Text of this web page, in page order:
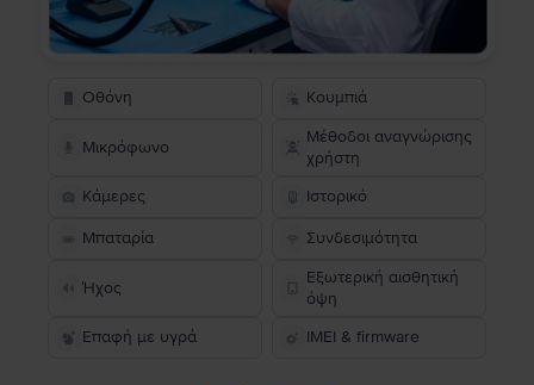
Οθόνη Κουμπιά
Μικρόφωνο
Μέθοδοι αναγνώρισης
χρήστη
Κάμερες
Ιστορικό
Μπαταρία Συνδεσιμότητα
Ήχος
Εξωτερική αισθητική
όψη
Επαφή με υγρά
IMEI & firmware